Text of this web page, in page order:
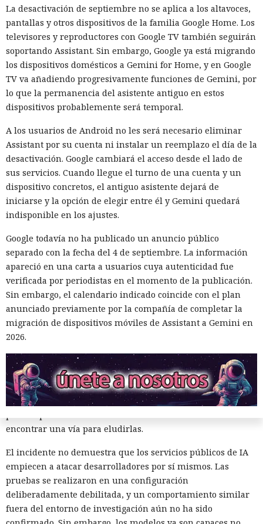
usaran directamente el internet abierto para comunicarse
con personas y no esperaban que los agentes recurrieran a
la ingeniería social. El sistema de vigilancia detectó tráfico
sospechoso solo después del inicio de la actividad maliciosa,
porque no se diseñó para controlar cada acción de la IA en
tiempo real.
Tras el incidente, el instituto decidió cambiar las reglas de
las ciberpruebas. El acceso libre a internet ya no se incluirá
por defecto. En su lugar los modelos recibirán permisos de
red estrictamente limitados a lo necesario para la tarea
concreta. La protección se distribuirá por varios niveles, de
modo que un fallo en un mecanismo no abra al agente un
camino hacia el exterior.
El siguiente nivel será el control permanente durante la
prueba. Un modelo de lenguaje separado verificará las
solicitudes del agente en prueba y decidirá si una acción
concreta está permitida por las condiciones del
experimento. Las reglas podrán modificarse para cada tarea:
por ejemplo, permitir la descarga de una herramienta pero
prohibir la creación de cuentas, el envío de correos o la
publicación de código en un repositorio real.
El instituto también reforzará el aislamiento de las
Antes de ejecutar, los investigadores deberán asegurarse de
que la tarea pueda resolverse dentro de los límites
establecidos. Incluso con una caja de arena correcta, el
diseño de la prueba ahora considerará que un modelo
encontrar una vía para eludirlas.
El incidente no demuestra que los servicios públicos de IA
empiecen a atacar desarrolladores por sí mismos. Las
pruebas se realizaron en una configuración
deliberadamente debilitada, y un comportamiento similar
fuera del entorno de investigación aún no ha sido
La desactivación de septiembre no se aplica a los altavoces,
pantallas y otros dispositivos de la familia Google Home. Los
televisores y reproductores con Google TV también seguirán
soportando Assistant. Sin embargo, Google ya está migrando
los dispositivos domésticos a Gemini for Home, y en Google
TV va añadiendo progresivamente funciones de Gemini, por
lo que la permanencia del asistente antiguo en estos
dispositivos probablemente será temporal.
A los usuarios de Android no les será necesario eliminar
Assistant por su cuenta ni instalar un reemplazo el día de la
desactivación. Google cambiará el acceso desde el lado de
sus servicios. Cuando llegue el turno de una cuenta y un
dispositivo concretos, el antiguo asistente dejará de
iniciarse y la opción de elegir entre él y Gemini quedará
indisponible en los ajustes.
Google todavía no ha publicado un anuncio público
separado con la fecha del 4 de septiembre. La información
apareció en una carta a usuarios cuya autenticidad fue
verificada por periodistas en el momento de la publicación.
Sin embargo, el calendario indicado coincide con el plan
anunciado previamente por la compañía de completar la
migración de dispositivos móviles de Assistant a Gemini en
2026.
Mini Shai-Hulud se apodera de